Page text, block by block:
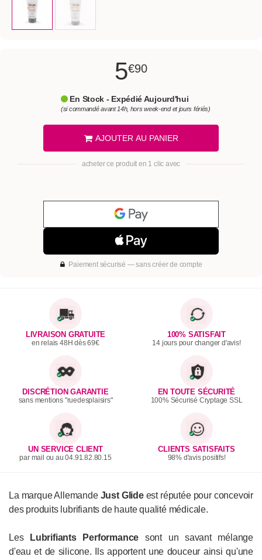
5€90
En Stock - Expédié Aujourd'hui
(si commandé avant 14h, hors week-end et jours fériés)
AJOUTER AU PANIER
acheter ce produit en 1 clic avec
Paiement sécurisé — sans créer de compte
LIVRAISON GRATUITE
en relais 48H dès 69€
100% SATISFAIT
14 jours pour changer d'avis!
DISCRÉTION GARANTIE
sans mentions "ruedesplaisirs"
EN TOUTE SÉCURITÉ
100% Sécurisé Cryptage SSL
UN SERVICE CLIENT
par mail ou au 04.91.82.80.15
CLIENTS SATISFAITS
98% d'avis positifs!
La marque Allemande Just Glideest réputée pour concevoir
des produits lubrifiants de haute qualité médicale.
Les Lubrifiants Performance sont un savant mélange
d'eau et de silicone. Ils apportent une douceur ainsi qu'une